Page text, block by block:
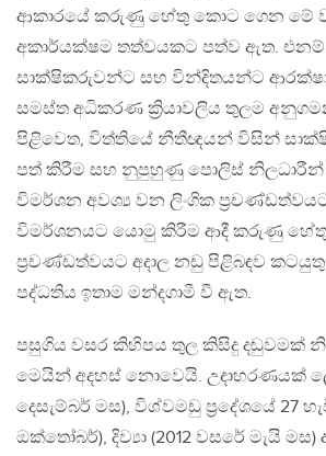
ආකාරයේ කරුණු හේතු කොට ගෙන මේ
අකාර්යක්ෂම තත්වයකට පත්ව ඇත.
සාක්ෂිකරුවන්ට සහ වින්දිතයන්ට
සමස්ත අධිකරණ ක්‍රියාවලිය තුලම
පිළිවෙත, විත්තියේ නීතීඥයන් විසින්
පත් කිරීම සහ නුපුහුණු පොලිස් නිලධාරීන්
විමර්ශන අවශ්‍ය වන ලිංගික ප්‍රචණ්ඩත්වයට
විමර්ශනයට යොමු කිරීම ආදී කරුණු
ප්‍රචණ්ඩත්වයට අදාල නඩු පිළිබඳව
පද්ධතිය ඉතාම මන්දගාමී වී ඇත.
පසුගිය වසර කිහිපය තුල කිසිදු දඬුවමක්
මෙයින් අදහස් නොවෙයි. උදාහරණයක්
දෙසැම්බර් මස), විශ්වමඩු ප්‍රදේශයේ 27
ඔක්තෝබර්), දිව්‍යා (2012 වසරේ මැයි